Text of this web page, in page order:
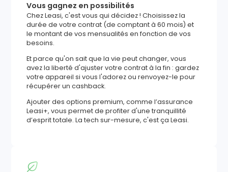
Vous gagnez en possibilités
Chez Leasi, c'est vous qui décidez ! Choisissez la
durée de votre contrat (de comptant à 60 mois) et
le montant de vos mensualités en fonction de vos
besoins.
Et parce qu'on sait que la vie peut changer, vous
avez la liberté d'ajuster votre contrat à la fin : gardez
votre appareil si vous l'adorez ou renvoyez-le pour
récupérer un cashback.
Ajouter des options premium, comme l’assurance
Leasi+, vous permet de profiter d'une tranquillité
d’esprit totale. La tech sur-mesure, c'est ça Leasi.